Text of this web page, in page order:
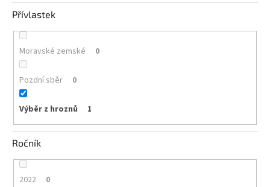
Přihlášení
Přívlastek
Moravské zemské 0
Pozdní sběr 0
Výběr z hroznů 1
Ročník
2022 0